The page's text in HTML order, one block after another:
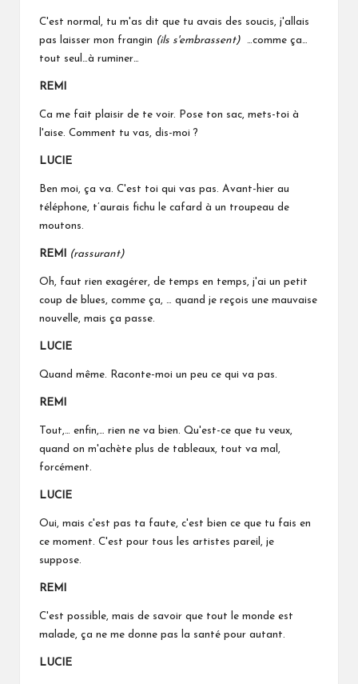
C'est normal, tu m'as dit que tu avais des soucis, j'allais
pas laisser mon frangin (ils s'embrassent) …comme ça…
tout seul…à ruminer…
REMI
Ca me fait plaisir de te voir. Pose ton sac, mets-toi à
l'aise. Comment tu vas, dis-moi ?
LUCIE
Ben moi, ça va. C'est toi qui vas pas. Avant-hier au
téléphone, t’aurais fichu le cafard à un troupeau de
moutons.
REMI (rassurant)
Oh, faut rien exagérer, de temps en temps, j'ai un petit
coup de blues, comme ça, … quand je reçois une mauvaise
nouvelle, mais ça passe.
LUCIE
Quand même. Raconte-moi un peu ce qui va pas.
REMI
Tout,… enfin,… rien ne va bien. Qu'est-ce que tu veux,
quand on m'achète plus de tableaux, tout va mal,
forcément.
LUCIE
Oui, mais c'est pas ta faute, c'est bien ce que tu fais en
ce moment. C'est pour tous les artistes pareil, je
suppose.
REMI
C'est possible, mais de savoir que tout le monde est
malade, ça ne me donne pas la santé pour autant.
LUCIE